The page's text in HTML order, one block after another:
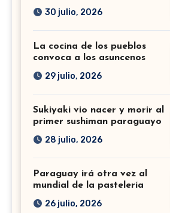
30 julio, 2026
La cocina de los pueblos
convoca a los asuncenos
29 julio, 2026
Sukiyaki vio nacer y morir al
primer sushiman paraguayo
28 julio, 2026
Paraguay irá otra vez al
mundial de la pastelería
26 julio, 2026